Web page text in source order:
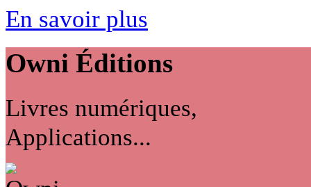
En savoir plus
Owni Éditions
Livres numériques,
Applications...